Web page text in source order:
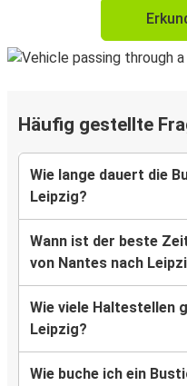
Häufig gestellte
Wie lange dauert die
Leipzig?
Wann ist der beste
von Nantes nach
Wie viele Haltestellen
Leipzig?
Wie buche ich ein